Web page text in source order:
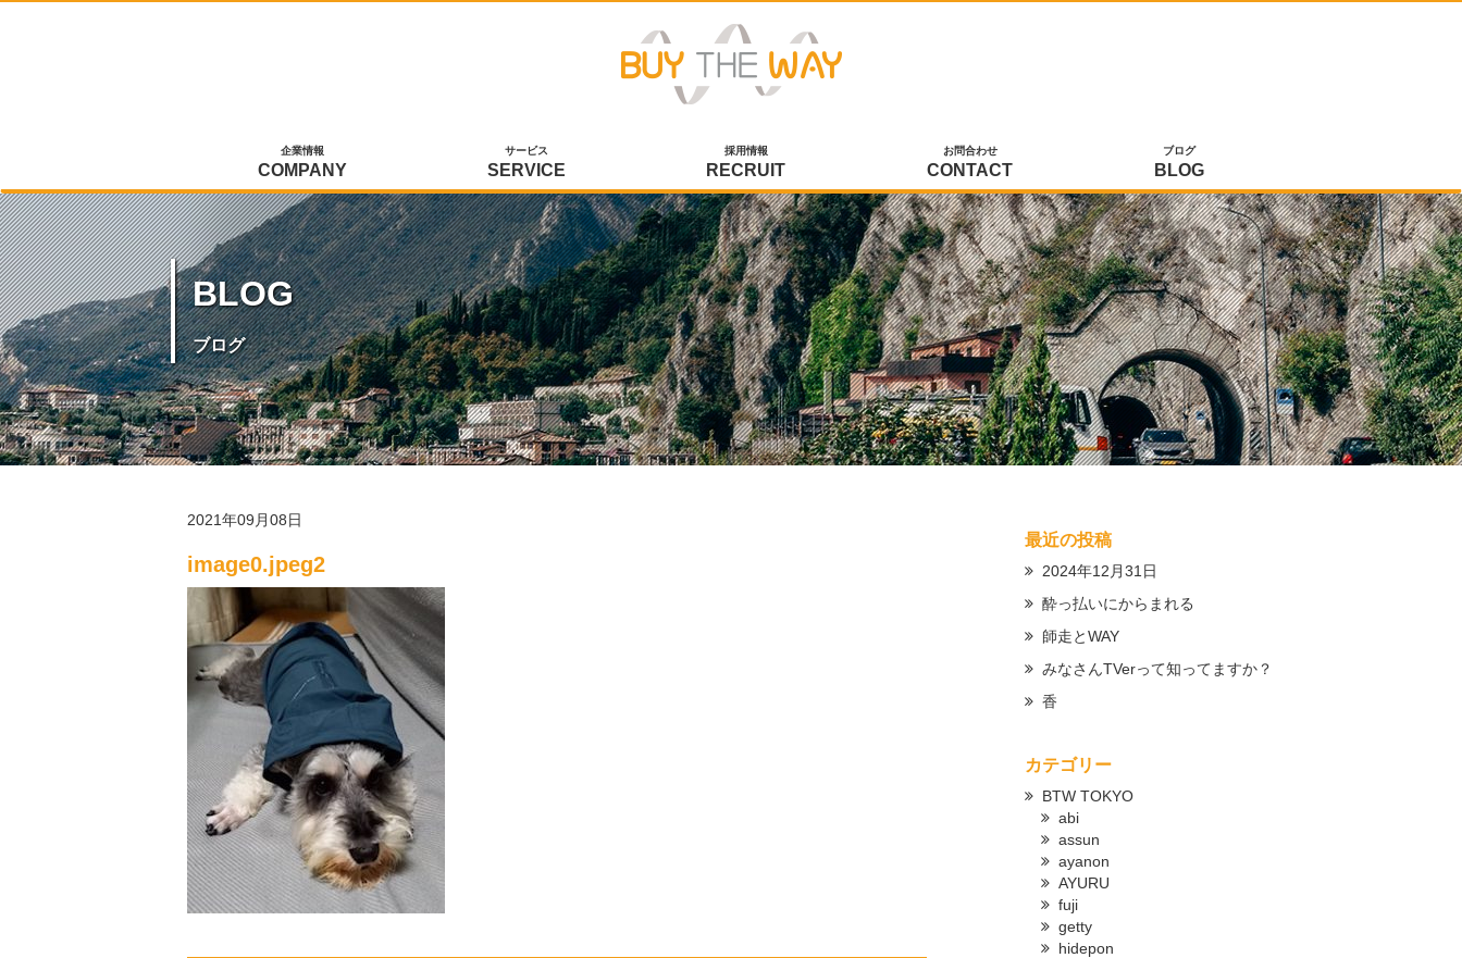
企業情報
COMPANY
サービス
SERVICE
採用情報
RECRUIT
お問合わせ
CONTACT
ブログ
BLOG
BLOG
ブログ
2021年09月08日
image0.jpeg2
最近の投稿
2024年12月31日
酔っ払いにからまれる
師走とWAY
みなさんTVerって知ってますか？
香
カテゴリー
BTW TOKYO
abi
assun
ayanon
AYURU
fuji
getty
hidepon